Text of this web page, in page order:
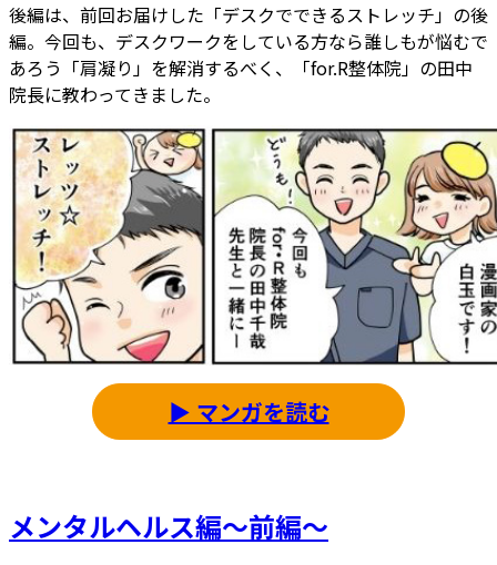
後編は、前回お届けした「デスクでできるストレッチ」の後
編。今回も、デスクワークをしている方なら誰しもが悩むで
あろう「肩凝り」を解消するべく、「for.R整体院」の田中
院長に教わってきました。
▶ マンガを読む
メンタルヘルス編～前編～